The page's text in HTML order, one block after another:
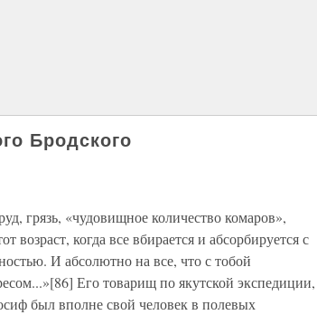
Бродского
грязь, «чудовищное количество комаров»,
возраст, когда все вбирается и абсорбируется с
И абсолютно на все, что с тобой
Его товарищ по якутской экспедиции,
был вполне свой человек в полевых